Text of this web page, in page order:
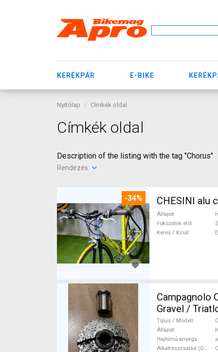
KERÉKPÁR E-BIKE
Nyitólap Címkék oldal
Címkék oldal
Description of the listing with the tag "Chorus"
Rendezés:
-34% CHESINI alu
Állapot
Fokozatok elöl
2
Keres / Kínál
Campagnolo
Gravel /
használt
Típus / Modell
Állapot
Hajtómű anyaga
Alkatrészcsalád (Outi)